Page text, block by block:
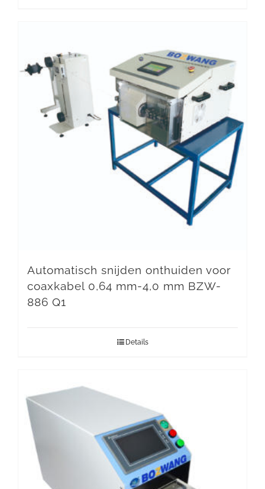
Automatisch snijden onthuiden voor
coaxkabel 0,64 mm-4,0 mm BZW-
886 Q1
Details